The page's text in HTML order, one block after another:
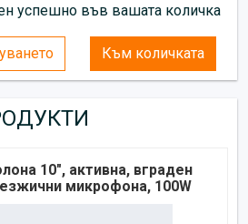
успешно във вашата количка
Към количката
10", активна, вграден
микрофона, 100W